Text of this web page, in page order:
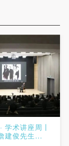
学术讲座周丨
建俊先生